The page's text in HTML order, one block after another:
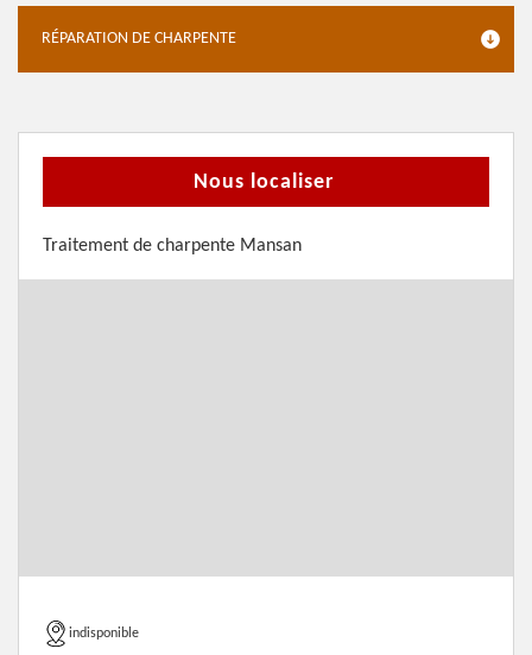
RÉPARATION DE CHARPENTE
Nous localiser
Traitement de charpente Mansan
indisponible